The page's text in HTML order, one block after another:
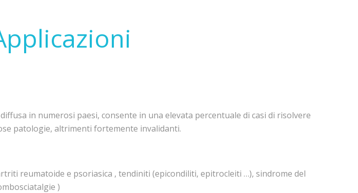
in numerosi paesi, consente in una elevata percentuale di casi di risolvere
patologie, altrimenti fortemente invalidanti.
reumatoide e psoriasica , tendiniti (epicondiliti, epitrocleiti …), sindrome del
)